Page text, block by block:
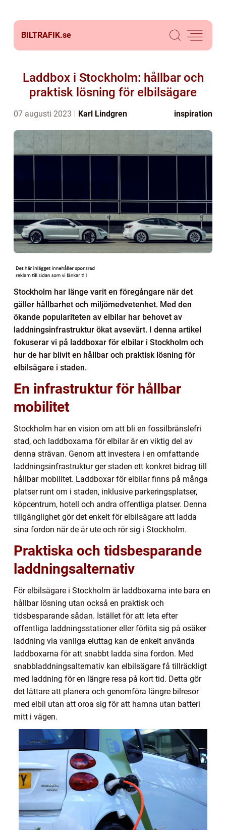
BILTRAFIK.se
Laddbox i Stockholm: hållbar och
praktisk lösning för elbilsägare
07 augusti 2023 Karl Lindgren inspiration
Stockholm har länge varit en föregångare när det
gäller hållbarhet och miljömedvetenhet. Med den
ökande populariteten av elbilar har behovet av
laddningsinfrastruktur ökat avsevärt. I denna artikel
fokuserar vi på laddboxar för elbilar i Stockholm och
hur de har blivit en hållbar och praktisk lösning för
elbilsägare i staden.
En infrastruktur för hållbar
mobilitet
Stockholm har en vision om att bli en fossilbränslefri
stad, och laddboxarna för elbilar är en viktig del av
denna strävan. Genom att investera i en omfattande
laddningsinfrastruktur ger staden ett konkret bidrag till
hållbar mobilitet. Laddboxar för elbilar finns på många
platser runt om i staden, inklusive parkeringsplatser,
köpcentrum, hotell och andra offentliga platser. Denna
tillgänglighet gör det enkelt för elbilsägare att ladda
sina fordon när de är ute och rör sig i Stockholm.
Praktiska och tidsbesparande
laddningsalternativ
För elbilsägare i Stockholm är laddboxarna inte bara en
hållbar lösning utan också en praktisk och
tidsbesparande sådan. Istället för att leta efter
offentliga laddningsstationer eller förlita sig på osäker
laddning via vanliga eluttag kan de enkelt använda
laddboxarna för att snabbt ladda sina fordon. Med
snabbladdningsalternativ kan elbilsägare få tillräckligt
med laddning för en längre resa på kort tid. Detta gör
det lättare att planera och genomföra längre bilresor
med elbil utan att oroa sig för att hamna utan batteri
mitt i vägen.